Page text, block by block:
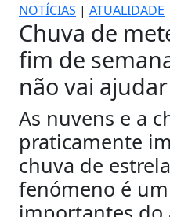
NOTÍCIAS | ATUALIDADE
Chuva de
fim de
não vai ajudar
As nuvens e a
praticamente
chuva de
fenómeno é